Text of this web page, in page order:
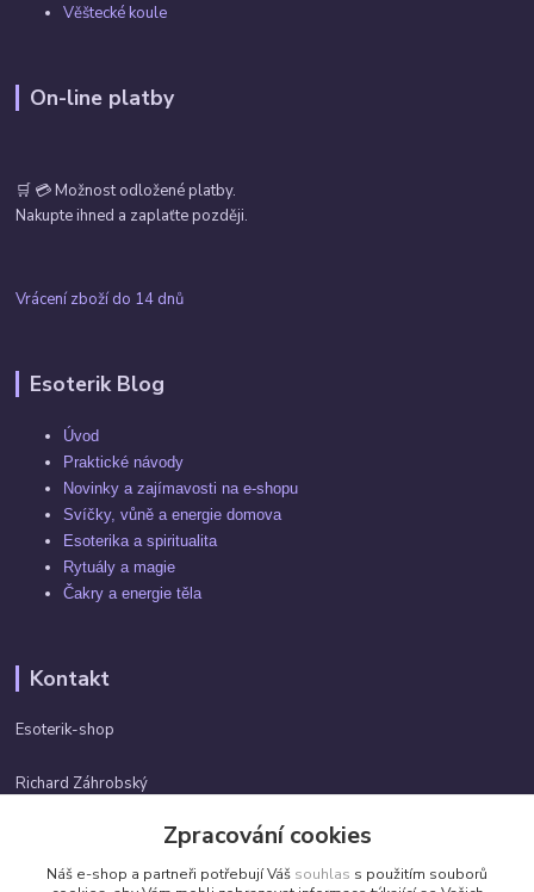
Věštecké koule
On-line platby
🛒 💳 Možnost odložené platby.
Nakupte ihned a zaplaťte později.
Vrácení zboží do 14 dnů
Esoterik Blog
Úvod
Praktické návody
Novinky a zajímavosti na e-shopu
Svíčky, vůně a energie domova
Esoterika a spiritualita
Rytuály a magie
Čakry a energie těla
Kontakt
Esoterik-shop
Richard Záhrobský
info@esoterik-shop.cz
Zpracování cookies
Náš e-shop a partneři potřebují Váš souhlas s použitím souborů